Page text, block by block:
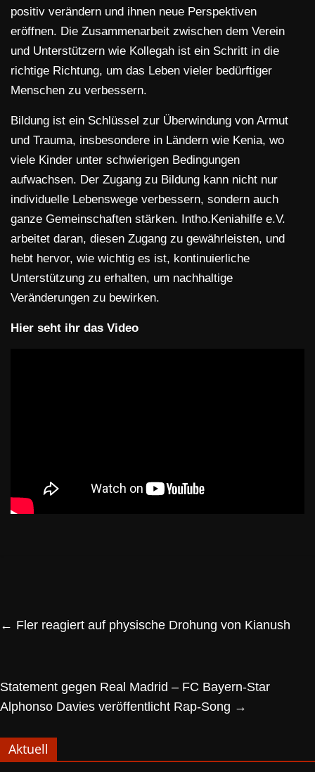
positiv verändern und ihnen neue Perspektiven
eröffnen. Die Zusammenarbeit zwischen dem Verein
und Unterstützern wie Kollegah ist ein Schritt in die
richtige Richtung, um das Leben vieler bedürftiger
Menschen zu verbessern.
Bildung ist ein Schlüssel zur Überwindung von Armut
und Trauma, insbesondere in Ländern wie Kenia, wo
viele Kinder unter schwierigen Bedingungen
aufwachsen. Der Zugang zu Bildung kann nicht nur
individuelle Lebenswege verbessern, sondern auch
ganze Gemeinschaften stärken. Intho.Keniahilfe e.V.
arbeitet daran, diesen Zugang zu gewährleisten, und
hebt hervor, wie wichtig es ist, kontinuierliche
Unterstützung zu erhalten, um nachhaltige
Veränderungen zu bewirken.
Hier seht ihr das Video
← Fler reagiert auf physische Drohung von Kianush
Statement gegen Real Madrid – FC Bayern-Star
Alphonso Davies veröffentlicht Rap-Song →
Aktuell